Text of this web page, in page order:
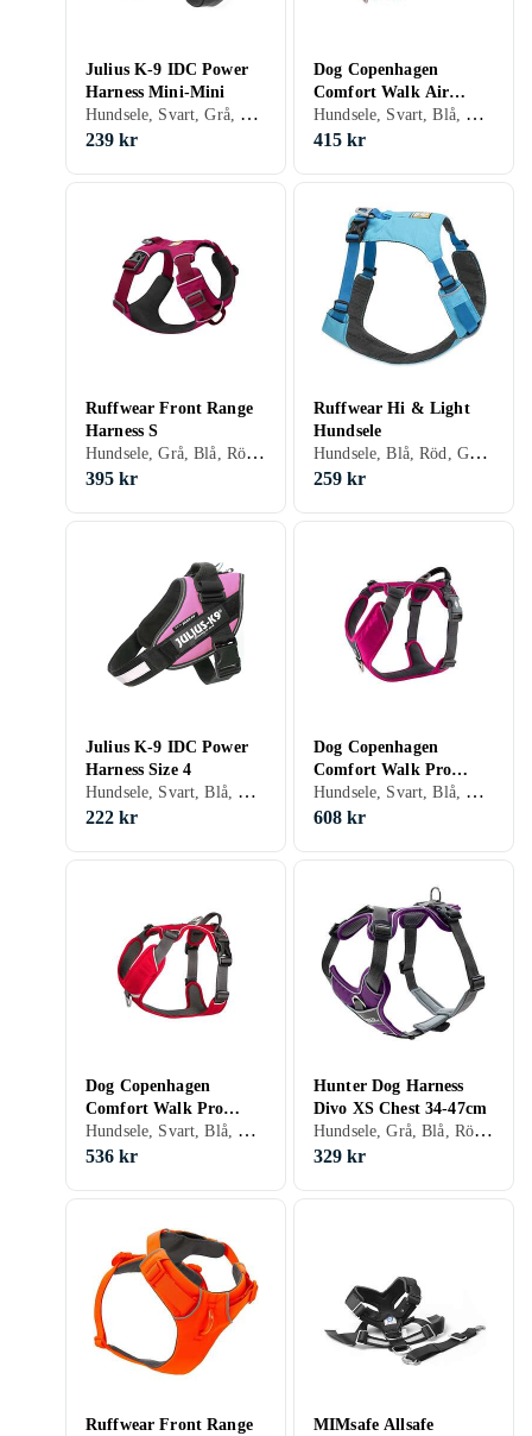
Julius K-9 IDC Power
Harness Mini-Mini
Hundsele, Svart, Grå, Blå, Röd, Gul, Orange, Grön, Rosa, Lila, Hundar, Katter
239 kr
Dog Copenhagen
Comfort Walk Air
Harness XS
Hundsele, Svart, Blå, Röd, Orange, Grön, Rosa, Lila, Hundar
415 kr
Ruffwear Front Range
Harness S
Hundsele, Grå, Blå, Röd, Orange, Grön, Rosa, Lila, Hundar, Katter
395 kr
Ruffwear Hi & Light
Hundsele
Hundsele, Blå, Röd, Grön, Rosa, Hundar
259 kr
Julius K-9 IDC Power
Harness Size 4
Hundsele, Svart, Blå, Röd, Gul, Orange, Grön, Rosa, Lila, Hundar
222 kr
Dog Copenhagen
Comfort Walk Pro
Harness L
Hundsele, Svart, Blå, Röd, Orange, Grön, Rosa, Lila, Hundar
608 kr
Dog Copenhagen
Comfort Walk Pro
Harness M
Hundsele, Svart, Blå, Röd, Orange, Grön, Rosa, Lila, Hundar
536 kr
Hunter Dog Harness
Divo XS Chest 34-47cm
Hundsele, Grå, Blå, Röd, Grön, Lila, Hundar
329 kr
Ruffwear Front Range
MIMsafe Allsafe